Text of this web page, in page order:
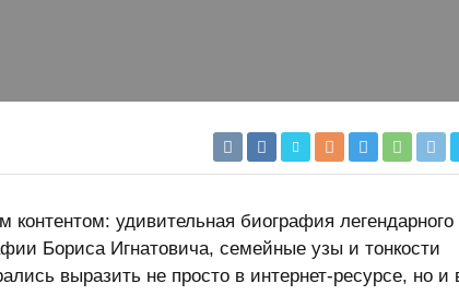
контентом: удивительная биография легендарного
Бориса Игнатовича, семейные узы и тонкости
выразить не просто в интернет-ресурсе, но и